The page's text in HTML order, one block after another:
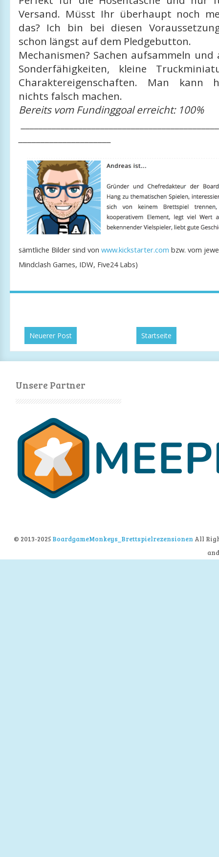
Versand. Müsst Ihr überhaupt noch
das? Ich bin bei diesen
schon längst auf dem Pledgebutton.
Mechanismen? Sachen aufsammeln
Sonderfähigkeiten, kleine
Charaktereigenschaften. Man kann
nichts falsch machen.
Bereits vom Fundinggoal erreicht: 100%
sämtliche Bilder sind von www.kickstarter.com bzw. vom
Mindclash Games, IDW, Five24 Labs)
Neuerer Post Startseite
Unsere Partner
© 2013-2025 BoardgameMonkeys_Brettspielrezensionen All